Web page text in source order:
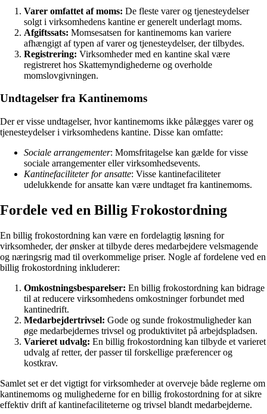
Varer omfattet af moms: De fleste varer og tjenesteydelser
solgt i virksomhedens kantine er generelt underlagt moms.
Afgiftssats: Momsesatsen for kantinemoms kan variere
afhængigt af typen af varer og tjenesteydelser, der tilbydes.
Registrering: Virksomheder med en kantine skal være
registreret hos Skattemyndighederne og overholde
momslovgivningen.
Undtagelser fra Kantinemoms
Der er visse undtagelser, hvor kantinemoms ikke pålægges varer og
tjenesteydelser i virksomhedens kantine. Disse kan omfatte:
Sociale arrangementer: Momsfritagelse kan gælde for visse
sociale arrangementer eller virksomhedsevents.
Kantinefaciliteter for ansatte: Visse kantinefaciliteter
udelukkende for ansatte kan være undtaget fra kantinemoms.
Fordele ved en Billig Frokostordning
En billig frokostordning kan være en fordelagtig løsning for
virksomheder, der ønsker at tilbyde deres medarbejdere velsmagende
og næringsrig mad til overkommelige priser. Nogle af fordelene ved en
billig frokostordning inkluderer:
Omkostningsbesparelser: En billig frokostordning kan bidrage
til at reducere virksomhedens omkostninger forbundet med
kantinedrift.
Medarbejdertrivsel: Gode og sunde frokostmuligheder kan
øge medarbejdernes trivsel og produktivitet på arbejdspladsen.
Varieret udvalg: En billig frokostordning kan tilbyde et varieret
udvalg af retter, der passer til forskellige præferencer og
kostkrav.
Samlet set er det vigtigt for virksomheder at overveje både reglerne om
kantinemoms og mulighederne for en billig frokostordning for at sikre
effektiv drift af kantinefaciliteterne og trivsel blandt medarbejderne.